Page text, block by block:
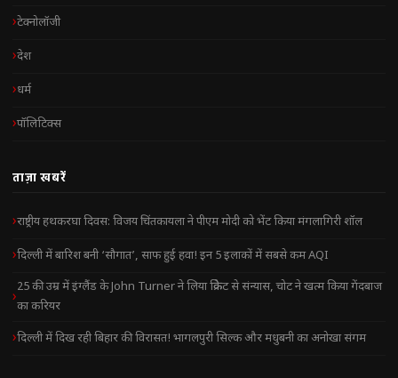
टेक्नोलॉजी
देश
धर्म
पॉलिटिक्स
ताज़ा खबरें
राष्ट्रीय हथकरघा दिवस: विजय चिंतकायला ने पीएम मोदी को भेंट किया मंगलागिरी शॉल
दिल्ली में बारिश बनी ‘सौगात’, साफ हुई हवा! इन 5 इलाकों में सबसे कम AQI
25 की उम्र में इंग्लैंड के John Turner ने लिया क्रिकेट से संन्यास, चोट ने खत्म किया गेंदबाज
का करियर
दिल्ली में दिख रही बिहार की विरासत! भागलपुरी सिल्क और मधुबनी का अनोखा संगम